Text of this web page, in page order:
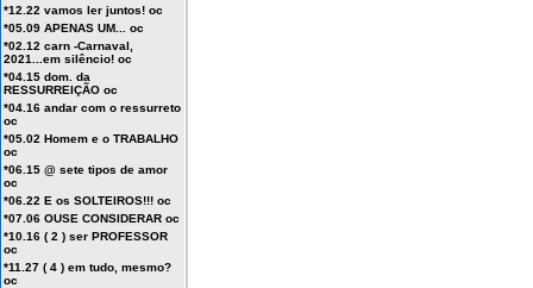
*12.22 vamos ler juntos! oc
*05.09 APENAS UM... oc
*02.12 carn -Carnaval,
2021...em silêncio! oc
*04.15 dom. da
RESSURREIÇÃO oc
*04.16 andar com o ressurreto
oc
*05.02 Homem e o TRABALHO
oc
*06.15 @ sete tipos de amor
oc
*06.22 E os SOLTEIROS!!! oc
*07.06 OUSE CONSIDERAR oc
*10.16 ( 2 ) ser PROFESSOR
oc
*11.27 ( 4 ) em tudo, mesmo?
oc